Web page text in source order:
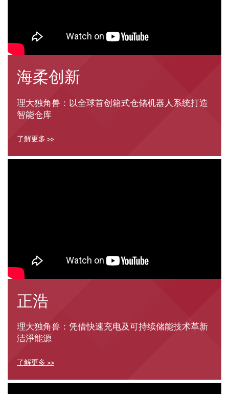
海柔创新
理大独角兽：以全球首创箱式仓储机器人系统打造
智能仓库
了解更多 >>
正浩
理大独角兽：凭借快速充电及可持续储能技术革新
洁淨能源
了解更多 >>